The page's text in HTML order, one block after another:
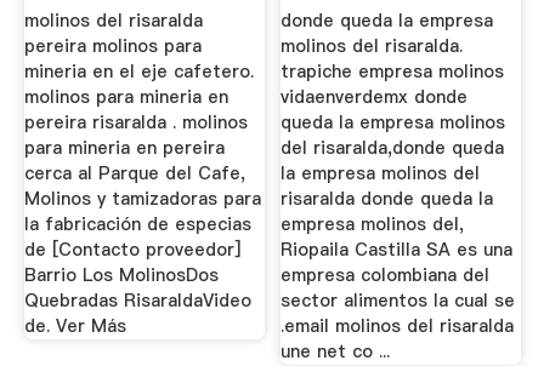
molinos del risaralda
pereira molinos para
mineria en el eje cafetero.
molinos para mineria en
pereira risaralda . molinos
para mineria en pereira
cerca al Parque del Cafe,
Molinos y tamizadoras para
la fabricación de especias
de [Contacto proveedor]
Barrio Los MolinosDos
Quebradas RisaraldaVideo
de. Ver Más
donde queda la empresa
molinos del risaralda.
trapiche empresa molinos
vidaenverdemx donde
queda la empresa molinos
del risaralda,donde queda
la empresa molinos del
risaralda donde queda la
empresa molinos del,
Riopaila Castilla SA es una
empresa colombiana del
sector alimentos la cual se
.email molinos del risaralda
une net co ...